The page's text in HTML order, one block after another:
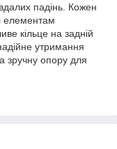
падінь. Кожен
елементам
кільце на задній
утримання
зручну опору для